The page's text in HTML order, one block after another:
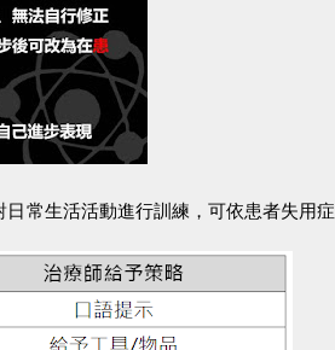
日常生活活動進行訓練，可依患者失用症